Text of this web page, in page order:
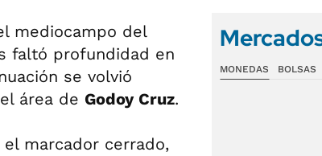
mediocampo del
faltó profundidad en
se volvió
área de Godoy Cruz.
marcador cerrado,
MONEDAS BOLSAS